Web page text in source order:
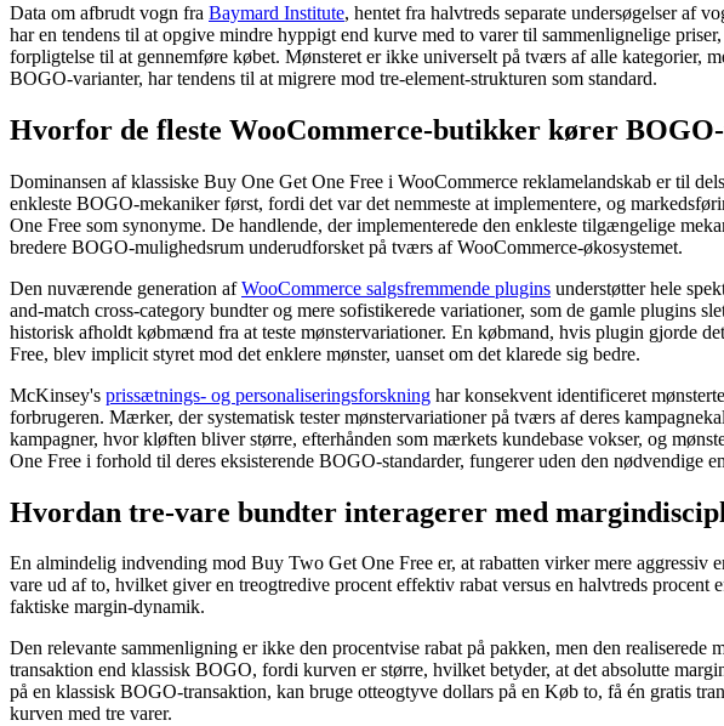
Data om afbrudt vogn fra Baymard Institute, hentet fra halvtreds separate undersøgelser af
har en tendens til at opgive mindre hyppigt end kurve med to varer til sammenlignelige
forpligtelse til at gennemføre købet. Mønsteret er ikke universelt på tværs af alle kategorier,
BOGO-varianter, har tendens til at migrere mod tre-element-strukturen som standard.
Hvorfor de fleste WooCommerce-butikker kører
Dominansen af ​​klassiske Buy One Get One Free i WooCommerce reklamelandskab er til
enkleste BOGO-mekaniker først, fordi det var det nemmeste at implementere, og
One Free som synonyme. De handlende, der implementerede den enkleste tilgængelige
bredere BOGO-mulighedsrum underudforsket på tværs af WooCommerce-økosystemet.
Den nuværende generation afWooCommerce salgsfremmende plugins understøtter hele
and-match cross-category bundter og mere sofistikerede variationer, som de gamle
historisk afholdt købmænd fra at teste mønstervariationer. En købmand, hvis plugin gjorde
Free, blev implicit styret mod det enklere mønster, uanset om det klarede sig bedre.
McKinsey's prissætnings- og personaliseringsforskning har konsekvent identificeret
forbrugeren. Mærker, der systematisk tester mønstervariationer på tværs af deres
kampagner, hvor kløften bliver større, efterhånden som mærkets kundebase vokser, og
One Free i forhold til deres eksisterende BOGO-standarder, fungerer uden den
Hvordan tre-vare bundter interagerer med
En almindelig indvending mod Buy Two Get One Free er, at rabatten virker mere aggressiv
vare ud af to, hvilket giver en treogtredive procent effektiv rabat versus en halvtreds
faktiske margin-dynamik.
Den relevante sammenligning er ikke den procentvise rabat på pakken, men den
transaktion end klassisk BOGO, fordi kurven er større, hvilket betyder, at det absolutte
på en klassisk BOGO-transaktion, kan bruge otteogtyve dollars på en Køb to, få én gratis
kurven med tre varer.